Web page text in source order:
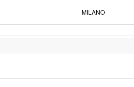
MILANO